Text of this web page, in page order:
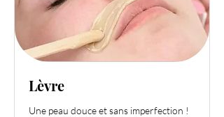
Lèvre
Une peau douce et sans imperfection !